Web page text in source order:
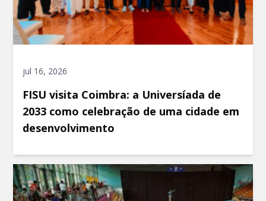
jul 16, 2026
FISU visita Coimbra: a Universíada de
2033 como celebração de uma cidade em
desenvolvimento